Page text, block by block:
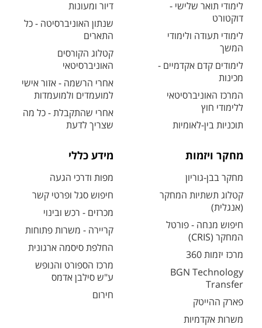
לימודי תואר שלישי -
דוקטורט
לימודי תעודה ולימודי
המשך
לימודים קדם אקדמיים -
מכינות
המרכז האוניברסיטאי
ללימודי חוץ
תוכניות בין-לאומיות
דיור ומעונות
שנתון האוניברסיטה - כל
התארים
קטלוג הקורסים
האוניברסיטאי
אחרי הרשמה - אזור אישי
למועמדים ולמועמדות
אחרי שהתקבלת - כל מה
שצריך לדעת
מחקר ויזמות
מחקר בבן-גוריון
קטלוג תשתיות המחקר
(אנגלית)
חיפוש מנחה - פורטל
המחקר (CRIS)
מרכז יזמות 360
BGN Technology
Transfer
פארק ההייטק
משרות אקדמיות
מידע כללי
מפות ודרכי הגעה
חיפוש סגל ופרטי קשר
מכרזים - רכש ובינוי
קריירה - משרות פתוחות
החלפת סיסמה ארגונית
מרכז הספורט והנופש
ע"ש סילבן אדמס
חירום